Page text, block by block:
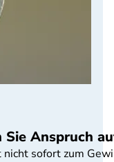
Anspruch
sofort zum